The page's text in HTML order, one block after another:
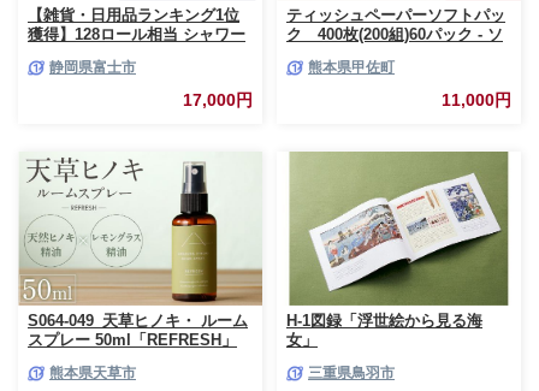
【雑貨・日用品ランキング1位
獲得】128ロール相当 シャワー
ー ダブル プレミアムシンラ 96
ロール (12R×8パック) 配達時間
指定可能 1.3倍巻き トイレット
ーパー 人気 おすすめ [sf001-
012]
静岡県富士市
17,000円
ティッシュペーパーソフトパッ
ク 400枚(200組)60パック - ソ
ー 生活用品 雑貨 日用品 必需品
紙 常備品 まとめ買い 備蓄 防災
ストック 熊本県 甲佐町【ZC】
熊本県甲佐町
11,000円
S064-049_天草ヒノキ・ ルーム
スプレー 50ml「REFRESH」
熊本県天草市
H-1図録「浮世絵から見る海
女」
三重県鳥羽市